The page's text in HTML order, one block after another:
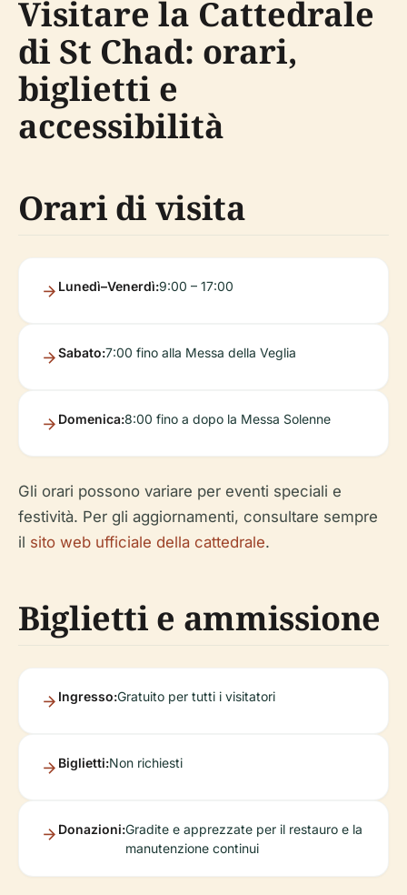
Visitare la Cattedrale
di St Chad: orari,
biglietti e
accessibilità
Orari di visita
Lunedì–Venerdì:9:00 – 17:00
Sabato:7:00 fino alla Messa della Veglia
Domenica:8:00 fino a dopo la Messa Solenne
Gli orari possono variare per eventi speciali e
festività. Per gli aggiornamenti, consultare sempre
il sito web ufficiale della cattedrale.
Biglietti e ammissione
Ingresso:Gratuito per tutti i visitatori
Biglietti:Non richiesti
Donazioni:Gradite e apprezzate per il restauro e la
manutenzione continui